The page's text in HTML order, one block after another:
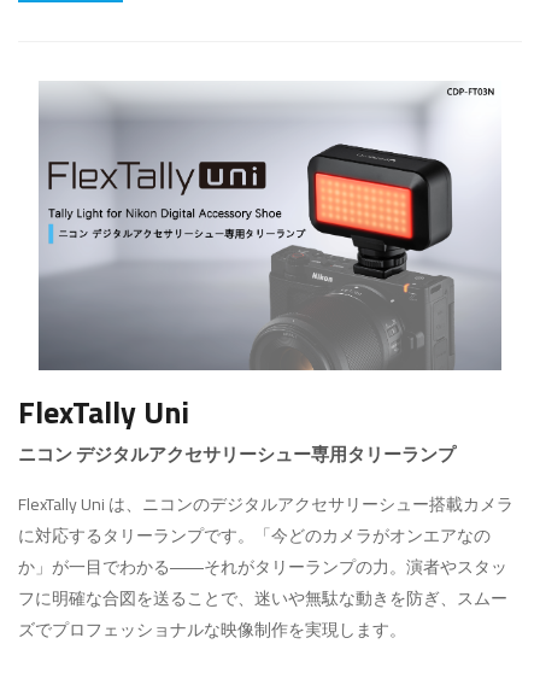
FlexTally Uni
ニコン デジタルアクセサリーシュー専用タリーランプ
FlexTally Uni は、ニコンのデジタルアクセサリーシュー搭載カメラ
に対応するタリーランプです。「今どのカメラがオンエアなの
か」が一目でわかる――それがタリーランプの力。演者やスタッ
フに明確な合図を送ることで、迷いや無駄な動きを防ぎ、スムー
ズでプロフェッショナルな映像制作を実現します。